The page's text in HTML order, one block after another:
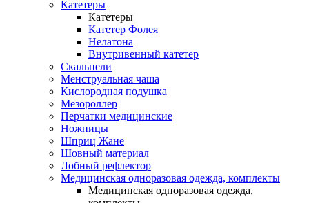
Катетеры
Катетеры
Катетер Фолея
Нелатона
Внутривенный катетер
Скальпели
Менструальная чаша
Кислородная подушка
Мезороллер
Перчатки медицинские
Ножницы
Шприц Жане
Шовный материал
Лобный рефлектор
Медицинская одноразовая одежда, комплекты
Медицинская одноразовая одежда,